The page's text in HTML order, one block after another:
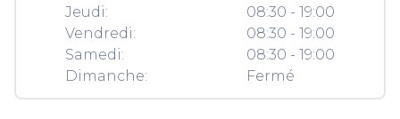
Jeudi:
Vendredi:
Samedi:
Dimanche:
08:30 - 19:00
08:30 - 19:00
08:30 - 19:00
Fermé